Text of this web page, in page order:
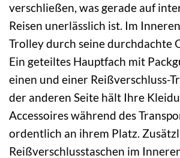
verschließen, was gerade auf
Reisen unerlässlich ist. Im
Trolley durch seine durchdachte
Ein geteiltes Hauptfach mit
einen und einer Reißverschluss-
der anderen Seite hält Ihre
Accessoires während des
ordentlich an ihrem Platz.
Reißverschlusstaschen im